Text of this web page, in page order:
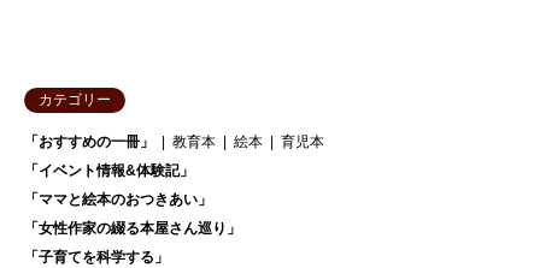
カテゴリー
「おすすめの一冊」 教育本 絵本
育児本
「イベント情報&体験記」
「ママと絵本のおつきあい」
「女性作家の綴る本屋さん巡り」
「子育てを科学する」